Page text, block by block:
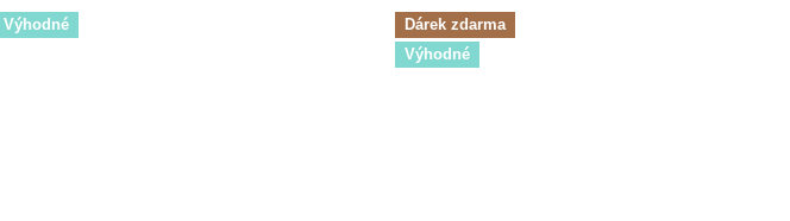
Výhodné
Dárek zdarma
Výhodné